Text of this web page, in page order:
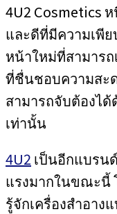
4U2 Cosmetics
และดีที่มีความเพีย
หน้าใหม่ที่สามาร
ที่ชื่นชอบความสะ
สามารถจับต้องได้
เท่านั้น
4U2 เป็นอีกแบรน
แรงมากในขณะนี้
รู้จักเครื่องสำอา